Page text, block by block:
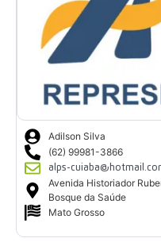
Adilson Silva
(62) 99981-3866
alps-
Avenida Historiador
Bosque da Saúde
Mato Grosso